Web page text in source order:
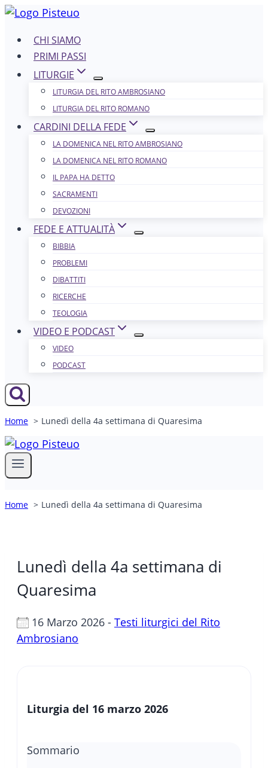
Salta
contenutoCHI SIAMO
PRIMI PASSI
LITURGIE
LITURGIA DEL RITO AMBROSIANO
LITURGIA DEL RITO ROMANO
CARDINI DELLA FEDE
LA DOMENICA NEL R​​​​​​ITO AMBROSIANO
LA DOMENICA NEL RITO ROMANO
IL PAPA HA DETTO
SACRAMENTI
DEVOZIONI
FEDE E ATTUALITÀ
BIBBIA
PROBLEMI
DIBATTITI
RICERCHE
TEOLOGIA
VIDEO E PODCAST
VIDEO
PODCAST
Home Lunedì della 4a settimana di Quaresima
Home Lunedì della 4a settimana di Quaresima
Lunedì della 4a settimana di
Quaresima
16 Marzo 2026 - Testi liturgici del Rito
Ambrosiano
Liturgia del 16 marzo 2026
Sommario